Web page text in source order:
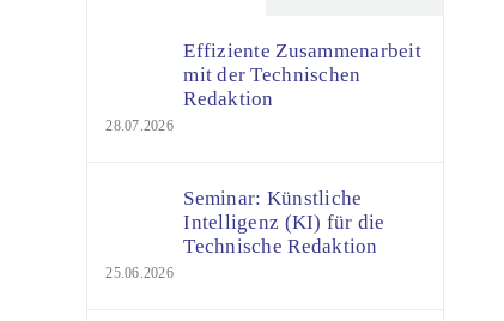
Effiziente Zusammenarbeit
mit der Technischen
Redaktion
28.07.2026
Seminar: Künstliche
Intelligenz (KI) für die
Technische Redaktion
25.06.2026